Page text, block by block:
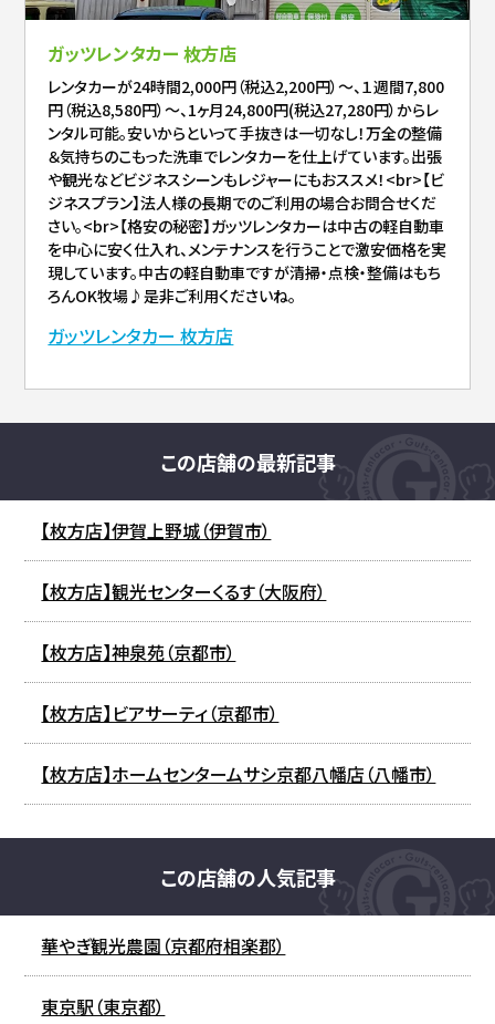
ガッツレンタカー 枚方店
レンタカーが24時間2,000円（税込2,200円）～、１週間7,800
円（税込8,580円）～、1ヶ月24,800円(税込27,280円）からレ
ンタル可能。安いからといって手抜きは一切なし！万全の整備
＆気持ちのこもった洗車でレンタカーを仕上げています。出張
や観光などビジネスシーンもレジャーにもおススメ！<br>【ビ
ジネスプラン】法人様の長期でのご利用の場合お問合せくだ
さい。<br>【格安の秘密】ガッツレンタカーは中古の軽自動車
を中心に安く仕入れ、メンテナンスを行うことで激安価格を実
現しています。中古の軽自動車ですが清掃・点検・整備はもち
ろんOK牧場♪是非ご利用くださいね。
ガッツレンタカー 枚方店
この店舗の最新記事
【枚方店】伊賀上野城（伊賀市）
【枚方店】観光センターくるす（大阪府）
【枚方店】神泉苑（京都市）
【枚方店】ビアサーティ（京都市）
【枚方店】ホームセンタームサシ京都八幡店（八幡市）
この店舗の人気記事
華やぎ観光農園（京都府相楽郡）
東京駅（東京都）